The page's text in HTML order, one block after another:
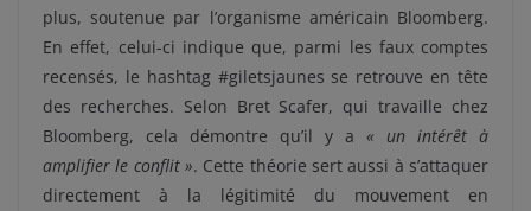
plus, soutenue par l’organisme américain Bloomberg.
En effet, celui-ci indique que, parmi les faux comptes
recensés, le hashtag #giletsjaunes se retrouve en tête
des recherches. Selon Bret Scafer, qui travaille chez
Bloomberg, cela démontre qu’il y a « un intérêt à
amplifier le conflit ». Cette théorie sert aussi à s’attaquer
directement à la légitimité du mouvement en